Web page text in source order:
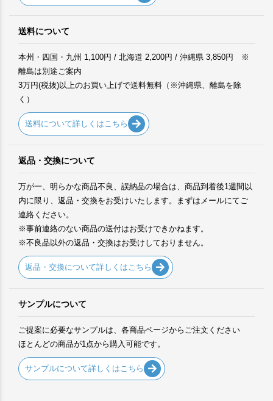
送料について
本州・四国・九州 1,100円 / 北海道 2,200円 / 沖縄県 3,850円 ※
離島は別途ご案内
3万円(税抜)以上のお買い上げで送料無料（※沖縄県、離島を除
く）
送料について詳しくはこちら
返品・交換について
万が一、明らかな商品不良、誤納品の場合は、商品到着後1週間以
内に限り、返品・交換をお受けいたします。まずはメールにてご
連絡ください。
※事前連絡のない商品の送付はお受けできかねます。
※不良品以外の返品・交換はお受けしておりません。
返品・交換について詳しくはこちら
サンプルについて
ご提案に必要なサンプルは、各商品ページからご注文ください
ほとんどの商品が1点から購入可能です。
サンプルについて詳しくはこちら